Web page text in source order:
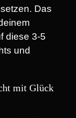
Das
diese 3-5
und
mit Glück